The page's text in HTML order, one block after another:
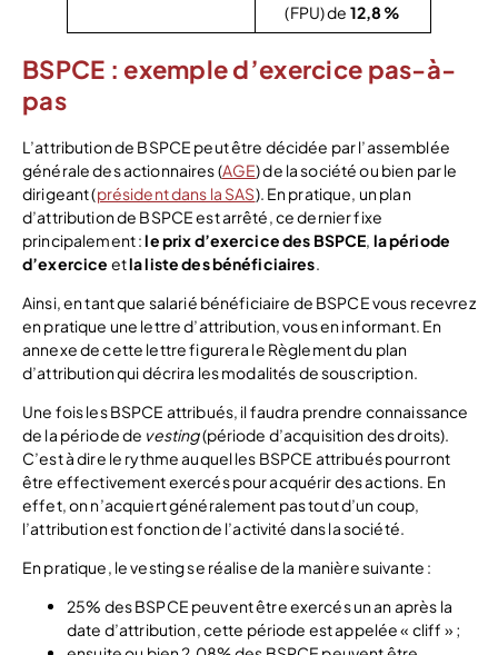
(FPU) de 12,8 %
BSPCE : exemple d’exercice pas-à-
pas
L’attribution de BSPCE peut être décidée par l’assemblée
générale des actionnaires (AGE) de la société ou bien par le
dirigeant (président dans la SAS). En pratique, un plan
d’attribution de BSPCE est arrêté, ce dernier fixe
principalement :le prix d’exercice des BSPCE, la période
d’exercice etla liste des bénéficiaires.
Ainsi, en tant que salarié bénéficiaire de BSPCE vous recevrez
en pratique une lettre d’attribution, vous en informant. En
annexe de cette lettre figurera le Règlement du plan
d’attribution qui décrira les modalités de souscription.
Une fois les BSPCE attribués, il faudra prendre connaissance
de la période de vesting(période d’acquisition des droits).
C’est à dire le rythme auquel les BSPCE attribués pourront
être effectivement exercés pour acquérir des actions. En
effet, on n’acquiert généralement pas tout d’un coup,
l’attribution est fonction de l’activité dans la société.
En pratique, le vesting se réalise de la manière suivante :
25% des BSPCE peuvent être exercés un an après la
date d’attribution, cette période est appelée « cliff » ;